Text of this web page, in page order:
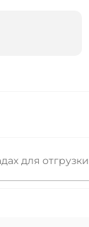
для отгрузки